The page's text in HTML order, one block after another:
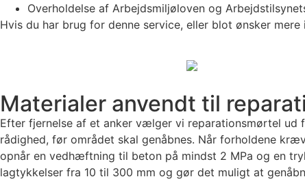
Overholdelse af Arbejdsmiljøloven og
Hvis du har brug for denne service, eller blot ønsker
Materialer anvendt til
Efter fjernelse af et anker vælger vi reparationsmørtel ud
rådighed, før området skal genåbnes. Når forholdene
opnår en vedhæftning til beton på mindst 2 MPa og en
lagtykkelser fra 10 til 300 mm og gør det muligt at